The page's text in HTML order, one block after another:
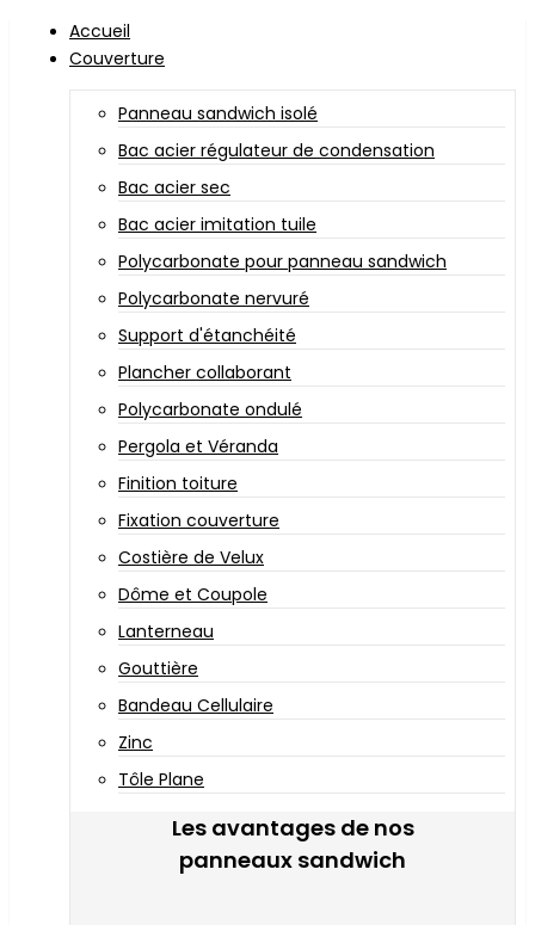
Accueil
Couverture
Panneau sandwich isolé
Bac acier régulateur de condensation
Bac acier sec
Bac acier imitation tuile
Polycarbonate pour panneau sandwich
Polycarbonate nervuré
Support d'étanchéité
Plancher collaborant
Polycarbonate ondulé
Pergola et Véranda
Finition toiture
Fixation couverture
Costière de Velux
Dôme et Coupole
Lanterneau
Gouttière
Bandeau Cellulaire
Zinc
Tôle Plane
Les avantages de nos
panneaux sandwich